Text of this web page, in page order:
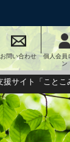
お問い合わせ
個人会員
ン
サイト「ことこ